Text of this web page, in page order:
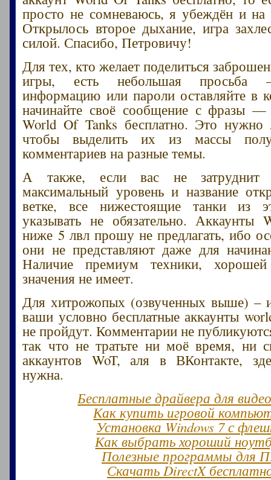
просто не сомневаюсь, я убеждён и на
Открылось второе дыхание, игра
силой. Спасибо, Петровичу!
Для тех, кто желает поделиться
игры, есть небольшая просьба
информацию или пароли оставляйте в
начинайте своё сообщение с фразы —
World Of Tanks бесплатно. Это нужно
чтобы выделить их из массы
комментариев на разные темы.
А также, если вас не затруднит
максимальный уровень и название
ветке, все нижестоящие танки из
указывать не обязательно. Аккаунты
ниже 5 лвл прошу не предлагать, ибо
они не представляют даже для
Наличие премиум техники, хорошей
значения не имеет.
Для хитрожопых (озвученных выше) –
ваши условно бесплатные аккаунты
не пройдут. Комментарии не
так что не тратьте ни моё время, ни
аккаунтов WoT, аля в ВКонтакте,
нужна.
Бесплатные драйвера для
Как купить игровой
Установка Windows 7 с
Как выбрать хороший
Полезные программы для
Скачать DirectX